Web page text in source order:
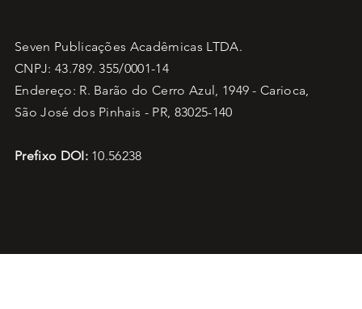
Seven Publicações Acadêmicas LTDA.
CNPJ: 43.789. 355/0001-14
Endereço: R. Barão do Cerro Azul, 1949 - Carioca,
São José dos Pinhais - PR, 83025-140
Prefixo DOI:10.56238